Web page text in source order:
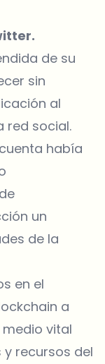
de su
sin
al
red social.
había
un
de la
en el
a
vital
recursos del